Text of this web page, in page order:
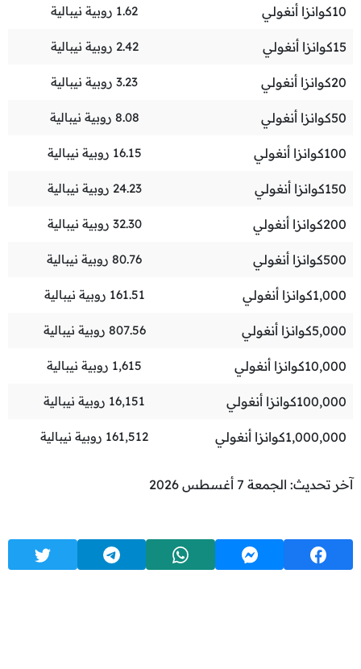
10كوانزا أنغولي 1.62 روبية نيبالية
15كوانزا أنغولي 2.42 روبية نيبالية
20كوانزا أنغولي 3.23 روبية نيبالية
50كوانزا أنغولي 8.08 روبية نيبالية
100كوانزا أنغولي 16.15 روبية نيبالية
150كوانزا أنغولي 24.23 روبية نيبالية
200كوانزا أنغولي 32.30 روبية نيبالية
500كوانزا أنغولي 80.76 روبية نيبالية
1,000كوانزا أنغولي 161.51 روبية نيبالية
5,000كوانزا أنغولي 807.56 روبية نيبالية
10,000كوانزا أنغولي 1,615 روبية نيبالية
100,000كوانزا أنغولي 16,151 روبية نيبالية
1,000,000كوانزا أنغولي 161,512 روبية نيبالية
آخر تحديث: الجمعة 7 أغسطس 2026